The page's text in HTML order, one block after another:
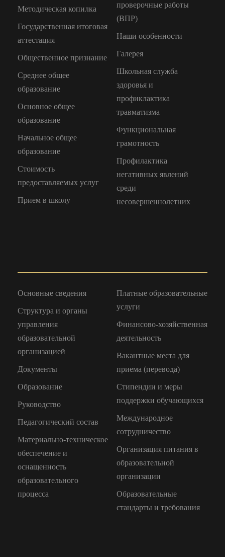
Методическая копилка
Государственная итоговая
аттестация
Общественное признание
Среднее общее
образование
Основное общее
образование
Начальное общее
образование
Стоимость
предоставляемых услуг
Прием в школу
проверочные работы
(ВПР)
Наши особенности
Галерея
Школьная служба
здоровья и
профиклактика
травматизма
Функциональная
грамотность
Профилактика
негативных явлений
среди
несовершеннолетних
Основные сведения
Структура и органы
управления
образовательной
организацией
Документы
Образование
Руководство
Педагогический состав
Материально-техническое
обеспечение и
оснащенность
образовательного
процесса
Платные образовательные
услуги
Финансово-хозяйственная
деятельность
Вакантные места для
приема (перевода)
Стипендии и меры
поддержки обучающихся
Международное
сотрудничество
Организация питания в
образовательной
организации
Образовательные
стандарты и требования